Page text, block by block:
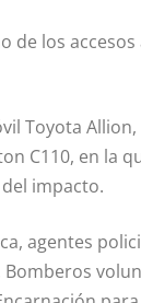
de los
Toyota
C110, en la
impacto.
agentes